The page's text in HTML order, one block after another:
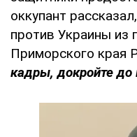
оккупант
против Украины из
Приморского края
кадры, докройте до